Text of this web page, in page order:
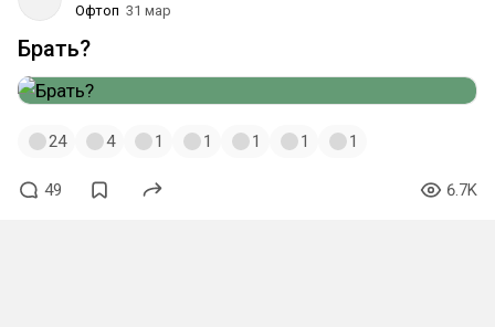
Офтоп 31 мар
Брать?
24 4 1 1 1 1 1
49 6.7K